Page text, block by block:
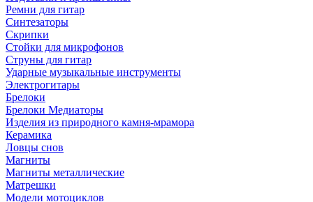
Ремни для гитар
Синтезаторы
Скрипки
Стойки для микрофонов
Струны для гитар
Ударные музыкальные инструменты
Электрогитары
Брелоки
Брелоки Медиаторы
Изделия из природного камня-мрамора
Керамика
Ловцы снов
Магниты
Магниты металлические
Матрешки
Модели мотоциклов